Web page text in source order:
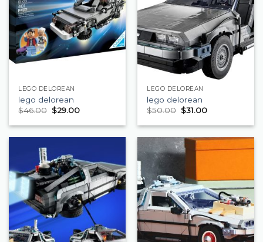
LEGO DELOREAN
lego delorean
$46.00 $29.00
LEGO DELOREAN
lego delorean
$50.00 $31.00